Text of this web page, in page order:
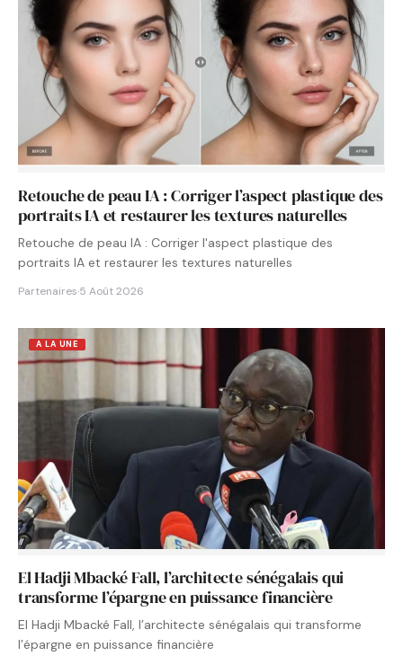
Retouche de peau IA : Corriger l’aspect plastique des
portraits IA et restaurer les textures naturelles
Retouche de peau IA : Corriger l'aspect plastique des
portraits IA et restaurer les textures naturelles
Partenaires·5 Août 2026
A LA UNE
El Hadji Mbacké Fall, l’architecte sénégalais qui
transforme l’épargne en puissance financière
El Hadji Mbacké Fall, l’architecte sénégalais qui transforme
l’épargne en puissance financière